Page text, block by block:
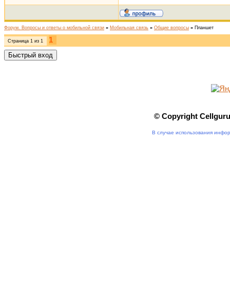
Форум. Вопросы и ответы о мобильной связи » Мобильная связь » Общие вопросы » Планшет
Страница 1 из 1 1
© Copyright
В случае использования